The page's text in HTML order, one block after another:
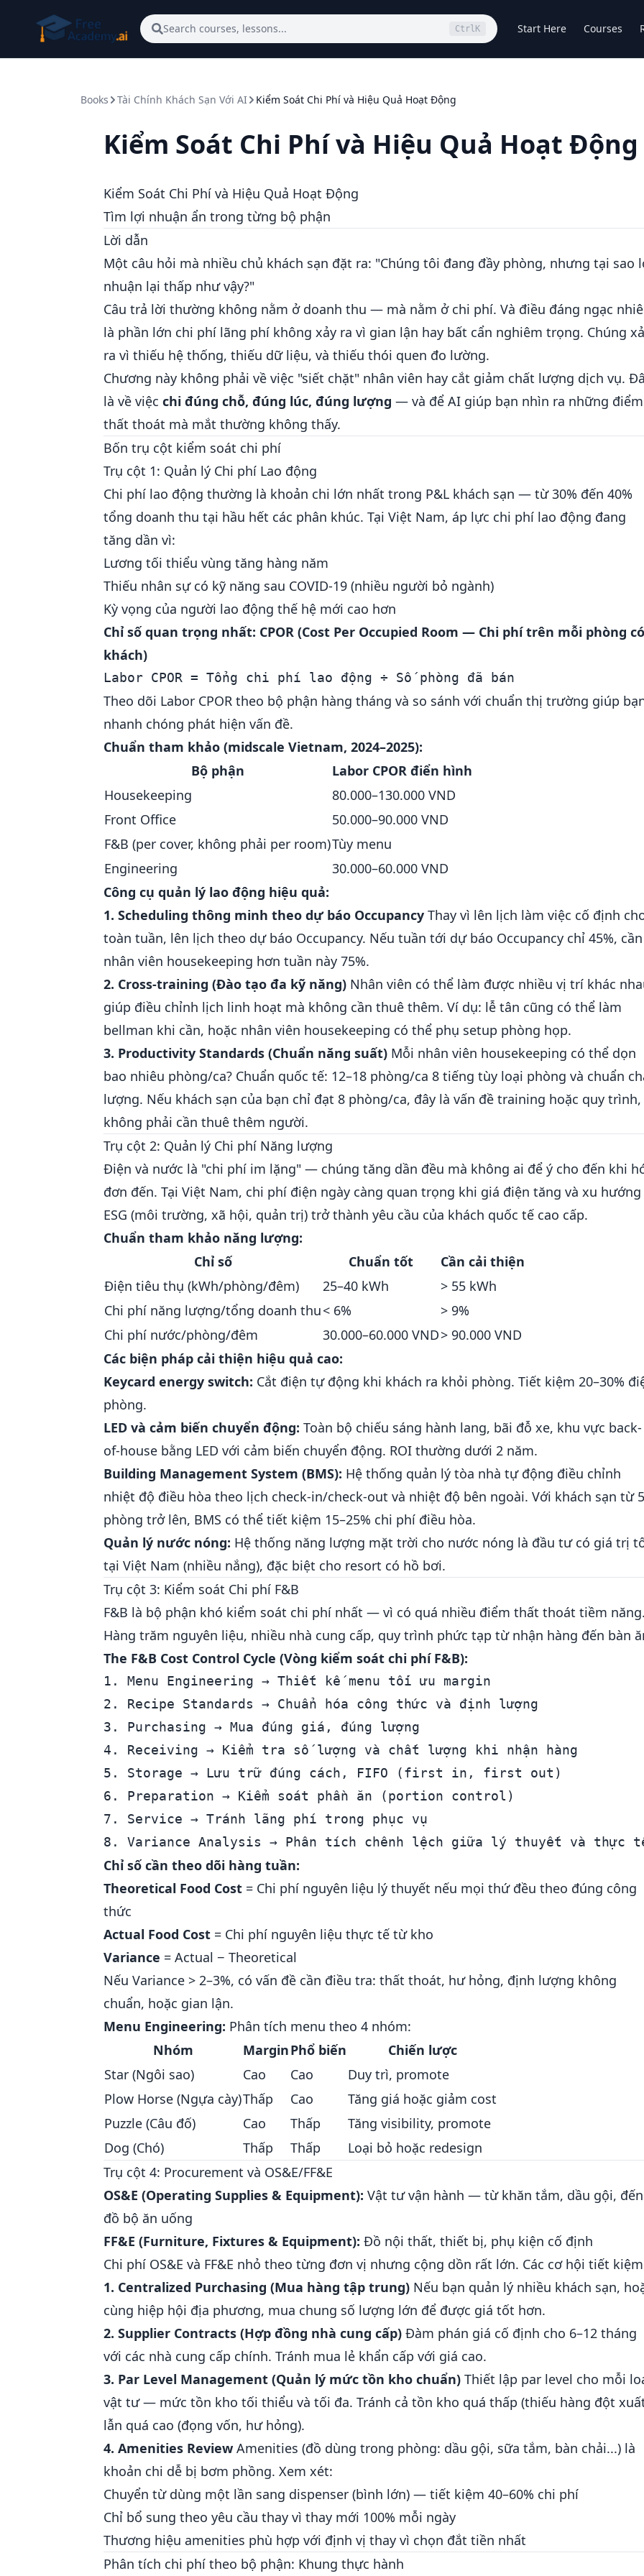
Search courses, lessons... Ctrl K Start Here Courses
Books Tài Chính Khách Sạn Với AI Kiểm Soát Chi Phí và Hiệu Quả Hoạt Động
Kiểm Soát Chi Phí và Hiệu Quả Hoạt Động
Kiểm Soát Chi Phí và Hiệu Quả Hoạt Động
Tìm lợi nhuận ẩn trong từng bộ phận
Lời dẫn
Một câu hỏi mà nhiều chủ khách sạn đặt ra: "Chúng tôi đang đầy phòng, nhưng tại sao
nhuận lại thấp như vậy?"
Câu trả lời thường không nằm ở doanh thu — mà nằm ở chi phí. Và điều đáng ngạc
là phần lớn chi phí lãng phí không xảy ra vì gian lận hay bất cẩn nghiêm trọng. Chúng
ra vì thiếu hệ thống, thiếu dữ liệu, và thiếu thói quen đo lường.
Chương này không phải về việc "siết chặt" nhân viên hay cắt giảm chất lượng dịch vụ.
là về việc chi đúng chỗ, đúng lúc, đúng lượng — và để AI giúp bạn nhìn ra những điểm
thất thoát mà mắt thường không thấy.
Bốn trụ cột kiểm soát chi phí
Trụ cột 1: Quản lý Chi phí Lao động
Chi phí lao động thường là khoản chi lớn nhất trong P&L khách sạn — từ 30% đến 40%
tổng doanh thu tại hầu hết các phân khúc. Tại Việt Nam, áp lực chi phí lao động đang
tăng dần vì:
Lương tối thiểu vùng tăng hàng năm
Thiếu nhân sự có kỹ năng sau COVID-19 (nhiều người bỏ ngành)
Kỳ vọng của người lao động thế hệ mới cao hơn
Chỉ số quan trọng nhất: CPOR (Cost Per Occupied Room — Chi phí trên mỗi phòng có
khách)
Theo dõi Labor CPOR theo bộ phận hàng tháng và so sánh với chuẩn thị trường giúp
nhanh chóng phát hiện vấn đề.
Chuẩn tham khảo (midscale Vietnam, 2024–2025):
Bộ phận
Labor CPOR điển hình
Housekeeping
80.000–130.000 VND
Front Office
50.000–90.000 VND
F&B (per cover, không phải per room)Tùy menu
Engineering
30.000–60.000 VND
Công cụ quản lý lao động hiệu quả:
1. Scheduling thông minh theo dự báo Occupancy Thay vì lên lịch làm việc cố định
toàn tuần, lên lịch theo dự báo Occupancy. Nếu tuần tới dự báo Occupancy chỉ 45%,
nhân viên housekeeping hơn tuần này 75%.
2. Cross-training (Đào tạo đa kỹ năng) Nhân viên có thể làm được nhiều vị trí khác
giúp điều chỉnh lịch linh hoạt mà không cần thuê thêm. Ví dụ: lễ tân cũng có thể làm
bellman khi cần, hoặc nhân viên housekeeping có thể phụ setup phòng họp.
3. Productivity Standards (Chuẩn năng suất) Mỗi nhân viên housekeeping có thể dọn
bao nhiêu phòng/ca? Chuẩn quốc tế: 12–18 phòng/ca 8 tiếng tùy loại phòng và chuẩn
lượng. Nếu khách sạn của bạn chỉ đạt 8 phòng/ca, đây là vấn đề training hoặc quy trình,
không phải cần thuê thêm người.
Trụ cột 2: Quản lý Chi phí Năng lượng
Điện và nước là "chi phí im lặng" — chúng tăng dần đều mà không ai để ý cho đến khi
đơn đến. Tại Việt Nam, chi phí điện ngày càng quan trọng khi giá điện tăng và xu hướng
ESG (môi trường, xã hội, quản trị) trở thành yêu cầu của khách quốc tế cao cấp.
Chuẩn tham khảo năng lượng:
Chỉ số
Chuẩn tốt
Cần cải thiện
Điện tiêu thụ (kWh/phòng/đêm)
25–40 kWh
> 55 kWh
Chi phí năng lượng/tổng doanh thu< 6%
> 9%
Chi phí nước/phòng/đêm
30.000–60.000 VND> 90.000 VND
Các biện pháp cải thiện hiệu quả cao:
Keycard energy switch: Cắt điện tự động khi khách ra khỏi phòng. Tiết kiệm 20–30%
phòng.
LED và cảm biến chuyển động: Toàn bộ chiếu sáng hành lang, bãi đỗ xe, khu vực back-
of-house bằng LED với cảm biến chuyển động. ROI thường dưới 2 năm.
Building Management System (BMS): Hệ thống quản lý tòa nhà tự động điều chỉnh
nhiệt độ điều hòa theo lịch check-in/check-out và nhiệt độ bên ngoài. Với khách sạn từ
phòng trở lên, BMS có thể tiết kiệm 15–25% chi phí điều hòa.
Quản lý nước nóng: Hệ thống năng lượng mặt trời cho nước nóng là đầu tư có giá trị
tại Việt Nam (nhiều nắng), đặc biệt cho resort có hồ bơi.
Trụ cột 3: Kiểm soát Chi phí F&B
F&B là bộ phận khó kiểm soát chi phí nhất — vì có quá nhiều điểm thất thoát tiềm
Hàng trăm nguyên liệu, nhiều nhà cung cấp, quy trình phức tạp từ nhận hàng đến bàn
The F&B Cost Control Cycle (Vòng kiểm soát chi phí F&B):
1. Menu Engineering → Thiết kế menu tối ưu margin
2. Recipe Standards → Chuẩn hóa công thức và định lượng
3. Purchasing → Mua đúng giá, đúng lượng
4. Receiving → Kiểm tra số lượng và chất lượng khi nhận hàng
5. Storage → Lưu trữ đúng cách, FIFO (first in, first out)
6. Preparation → Kiểm soát phần ăn (portion control)
7. Service → Tránh lãng phí trong phục vụ
Chỉ số cần theo dõi hàng tuần:
Theoretical Food Cost = Chi phí nguyên liệu lý thuyết nếu mọi thứ đều theo đúng công
thức
Actual Food Cost = Chi phí nguyên liệu thực tế từ kho
Variance = Actual − Theoretical
Nếu Variance > 2–3%, có vấn đề cần điều tra: thất thoát, hư hỏng, định lượng không
chuẩn, hoặc gian lận.
Menu Engineering: Phân tích menu theo 4 nhóm:
Nhóm
MarginPhổ biến
Chiến lược
Star (Ngôi sao)
Cao Cao
Duy trì, promote
Plow Horse (Ngựa cày)Thấp Cao
Tăng giá hoặc giảm cost
Puzzle (Câu đố)
Cao Thấp
Tăng visibility, promote
Dog (Chó)
Thấp Thấp
Loại bỏ hoặc redesign
Trụ cột 4: Procurement và OS&E/FF&E
OS&E (Operating Supplies & Equipment): Vật tư vận hành — từ khăn tắm, dầu gội, đến
đồ bộ ăn uống
FF&E (Furniture, Fixtures & Equipment): Đồ nội thất, thiết bị, phụ kiện cố định
Chi phí OS&E và FF&E nhỏ theo từng đơn vị nhưng cộng dồn rất lớn. Các cơ hội tiết
1. Centralized Purchasing (Mua hàng tập trung) Nếu bạn quản lý nhiều khách sạn,
cùng hiệp hội địa phương, mua chung số lượng lớn để được giá tốt hơn.
2. Supplier Contracts (Hợp đồng nhà cung cấp) Đàm phán giá cố định cho 6–12 tháng
với các nhà cung cấp chính. Tránh mua lẻ khẩn cấp với giá cao.
3. Par Level Management (Quản lý mức tồn kho chuẩn) Thiết lập par level cho mỗi
vật tư — mức tồn kho tối thiểu và tối đa. Tránh cả tồn kho quá thấp (thiếu hàng đột
lẫn quá cao (đọng vốn, hư hỏng).
4. Amenities Review Amenities (đồ dùng trong phòng: dầu gội, sữa tắm, bàn chải...) là
khoản chi dễ bị bơm phồng. Xem xét:
Chuyển từ dùng một lần sang dispenser (bình lớn) — tiết kiệm 40–60% chi phí
Chỉ bổ sung theo yêu cầu thay vì thay mới 100% mỗi ngày
Thương hiệu amenities phù hợp với định vị thay vì chọn đắt tiền nhất
Phân tích chi phí theo bộ phận: Khung thực hành